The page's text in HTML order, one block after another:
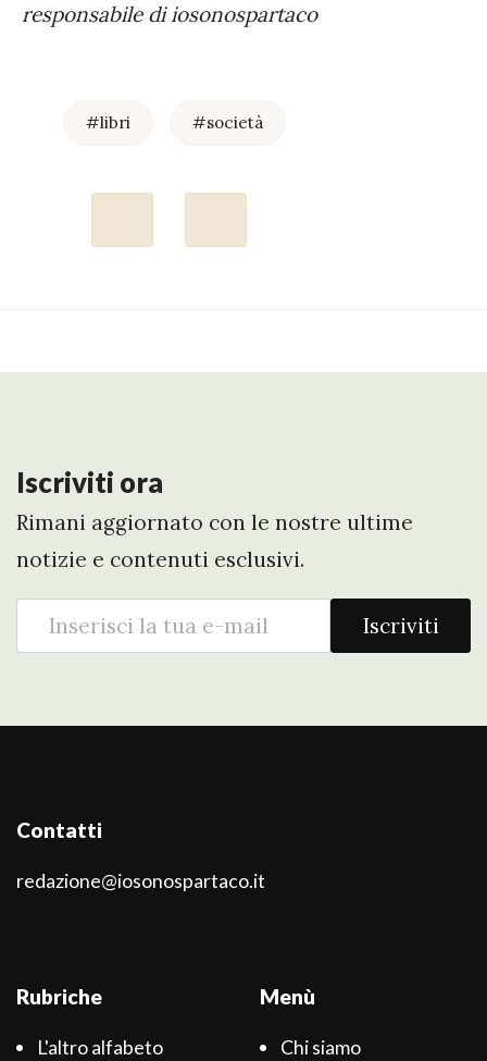
responsabile di iosonospartaco
#libri #società
Iscriviti ora
Rimani aggiornato con le nostre ultime
notizie e contenuti esclusivi.
Iscriviti
Contatti
redazione@iosonospartaco.it
Rubriche
L'altro alfabeto
Menù
Chi siamo